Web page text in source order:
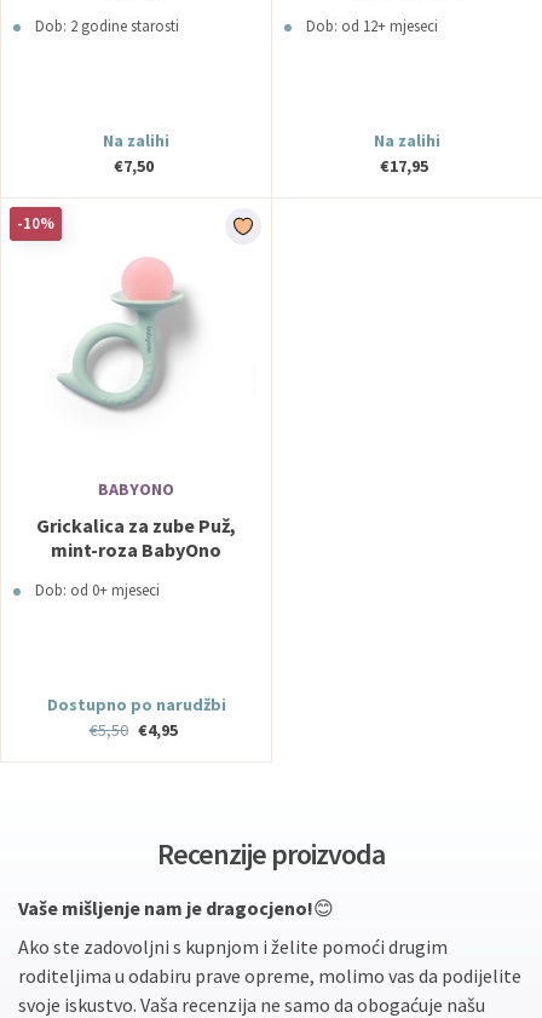
Dob: 2 godine starosti
Na zalihi
€7,50
Dob: od 12+ mjeseci
Na zalihi
€17,95
-10%
BABYONO
Grickalica za zube Puž,
mint-roza BabyOno
Dob: od 0+ mjeseci
Dostupno po narudžbi
€5,50 €4,95
Recenzije proizvoda
Vaše mišljenje nam je dragocjeno!😊
Ako ste zadovoljni s kupnjom i želite pomoći drugim
roditeljima u odabiru prave opreme, molimo vas da podijelite
svoje iskustvo. Vaša recenzija ne samo da obogaćuje našu